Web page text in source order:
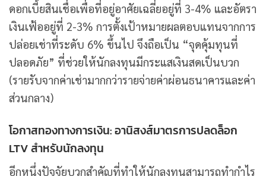
ดอกเบี้ยสินเชื่อเพื่อที่อยู่อาศัยเฉลี่ยอยู่ที่ 3-4% และอัตรา
เงินเฟ้ออยู่ที่ 2-3% การตั้งเป้าหมายผลตอบแทนจากการ
ปล่อยเช่าที่ระดับ 6% ขึ้นไป จึงถือเป็น “จุดคุ้มทุนที่
ปลอดภัย” ที่ช่วยให้นักลงทุนมีกระแสเงินสดเป็นบวก
(รายรับจากค่าเช่ามากกว่ารายจ่ายค่าผ่อนธนาคารและค่า
ส่วนกลาง)
โอกาสทองทางการเงิน: อานิสงส์มาตรการปลดล็อก
LTV สำหรับนักลงทุน
อีกหนึ่งปัจจัยบวกสำคัญที่ทำให้นักลงทุนสามารถทำกำไร